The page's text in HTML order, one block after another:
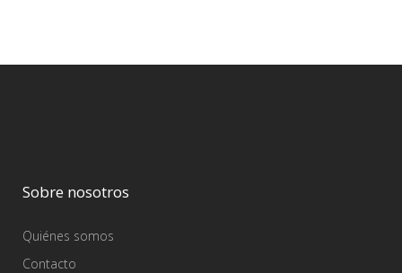
Sobre nosotros
Quiénes somos
Contacto